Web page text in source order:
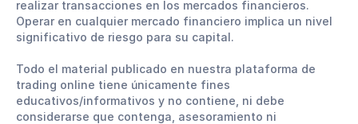
realizar transacciones en los mercados financieros.
Operar en cualquier mercado financiero implica un nivel
significativo de riesgo para su capital.
Todo el material publicado en nuestra plataforma de
trading online tiene únicamente fines
educativos/informativos y no contiene, ni debe
considerarse que contenga, asesoramiento ni